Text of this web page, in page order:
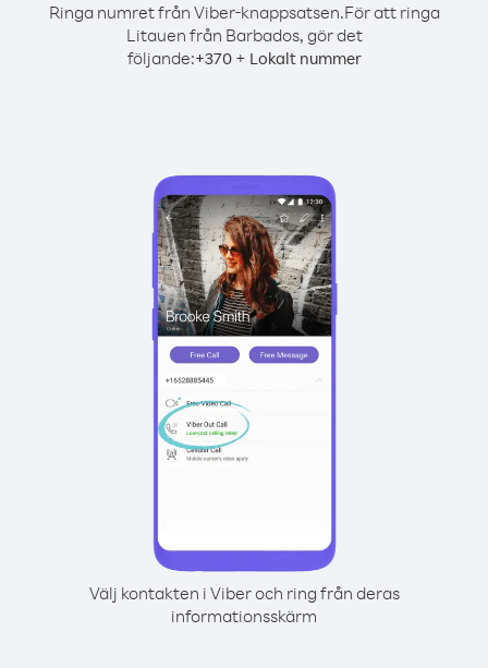
Ringa numret från Viber-knappsatsen.För att ringa
Litauen från Barbados, gör det
följande:+370+ Lokalt nummer
Välj kontakten i Viber och ring från deras
informationsskärm